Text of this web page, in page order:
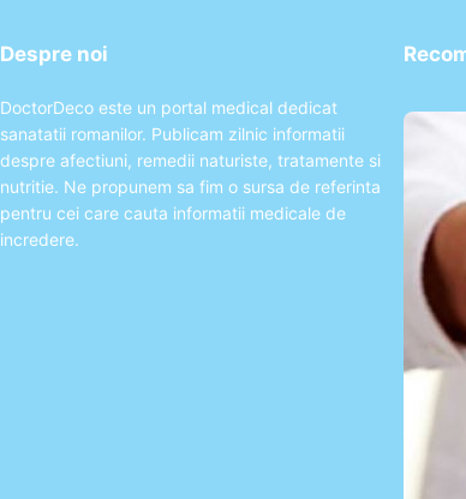
Despre noi
DoctorDeco este un portal medical dedicat
sanatatii romanilor. Publicam zilnic informatii
despre afectiuni, remedii naturiste, tratamente si
nutritie. Ne propunem sa fim o sursa de referinta
pentru cei care cauta informatii medicale de
incredere.